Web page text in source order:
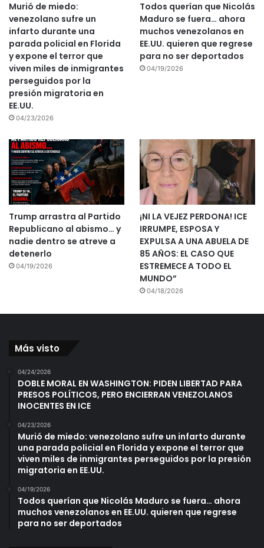
Murió de miedo:
venezolano sufre un
infarto durante una
parada policial en Florida
y expone el terror que
viven miles de inmigrantes
perseguidos por la
presión migratoria en
EE.UU.
04/23/2026
Todos querían que Nicolás
Maduro se fuera… ahora
muchos venezolanos en
EE.UU. quieren que regrese
para no ser deportados
04/19/2026
Trump arrastra al Partido
Republicano al abismo… y
nadie dentro se atreve a
detenerlo
04/19/2026
¡NI LA VEJEZ PERDONA! ICE
IRRUMPE, ESPOSA Y
EXPULSA A UNA ABUELA DE
85 AÑOS: EL CASO QUE
ESTREMECE A TODO EL
MUNDO”
04/18/2026
Más visto
04/24/2026
DOBLE MORAL EN WASHINGTON: PIDEN LIBERTAD PARA
PRESOS POLÍTICOS, PERO ENCIERRAN VENEZOLANOS
INOCENTES EN ICE
04/23/2026
Murió de miedo: venezolano sufre un infarto durante
una parada policial en Florida y expone el terror que
viven miles de inmigrantes perseguidos por la presión
migratoria en EE.UU.
04/19/2026
Todos querían que Nicolás Maduro se fuera… ahora
muchos venezolanos en EE.UU. quieren que regrese
para no ser deportados